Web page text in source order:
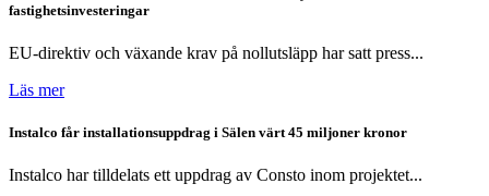
fastighetsinvesteringar
EU-direktiv och växande krav på nollutsläpp har satt press...
Läs mer
Instalco får installationsuppdrag i Sälen värt 45 miljoner kronor
Instalco har tilldelats ett uppdrag av Consto inom projektet...